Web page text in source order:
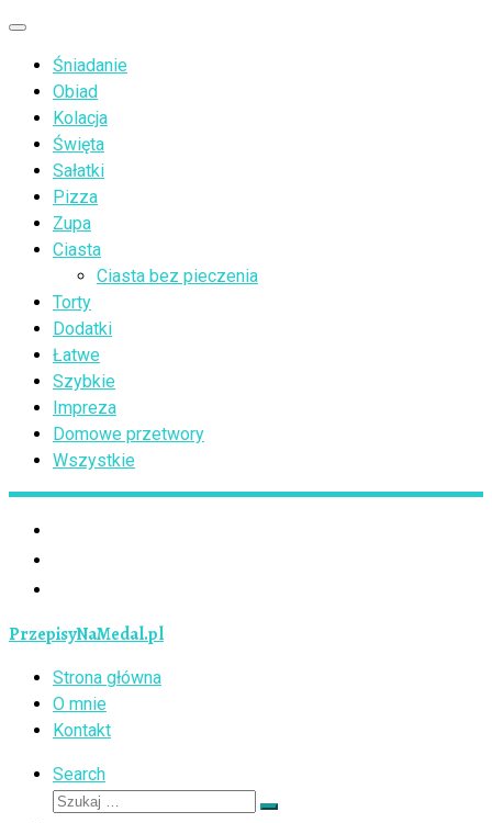
Przejdź
treści
Menu
Śniadanie
Obiad
Kolacja
Święta
Sałatki
Pizza
Zupa
Ciasta
Ciasta bez pieczenia
Torty
Dodatki
Łatwe
Szybkie
Impreza
Domowe przetwory
Wszystkie
PrzepisyNaMedal.pl
Strona główna
O mnie
Kontakt
Search
Szukaj
Szukaj